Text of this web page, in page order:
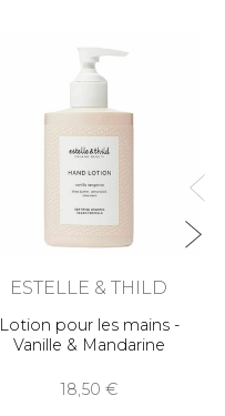
ESTELLE & THILD
Lotion pour les mains -
Vanille & Mandarine
18,50